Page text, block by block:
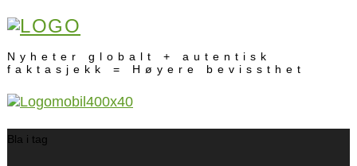
Nyheter globalt + autentisk
faktasjekk = Høyere bevissthet
Bla i tag